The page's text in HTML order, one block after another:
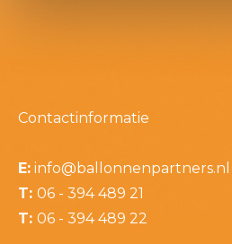
Contactinformatie
E: info@ballonnenpartners.nl
T: 06 - 394 489 21
T: 06 - 394 489 22